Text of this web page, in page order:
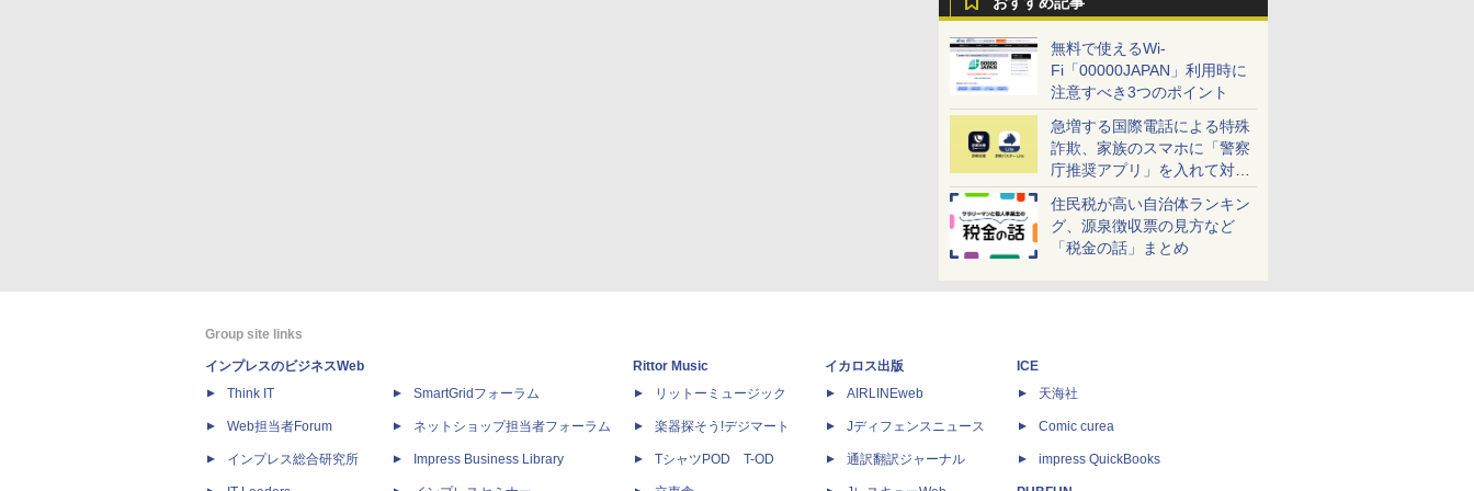
無料で使えるWi-
Fi「00000JAPAN」利用時に
注意すべき3つのポイント
急増する国際電話による特殊
詐欺、家族のスマホに「警察
庁推奨アプリ」を入れて対策
しよう！
住民税が高い自治体ランキン
グ、源泉徴収票の見方など
「税金の話」まとめ
Group site links
インプレスのビジネスWeb
Think IT
Web担当者Forum
インプレス総合研究所
SmartGridフォーラム
ネットショップ担当者フォーラム
Impress Business Library
Rittor Music
リットーミュージック
楽器探そう!デジマート
TシャツPOD T-OD
イカロス出版
AIRLINEweb
Jディフェンスニュース
通訳翻訳ジャーナル
ICE
天海社
Comic curea
impress QuickBooks